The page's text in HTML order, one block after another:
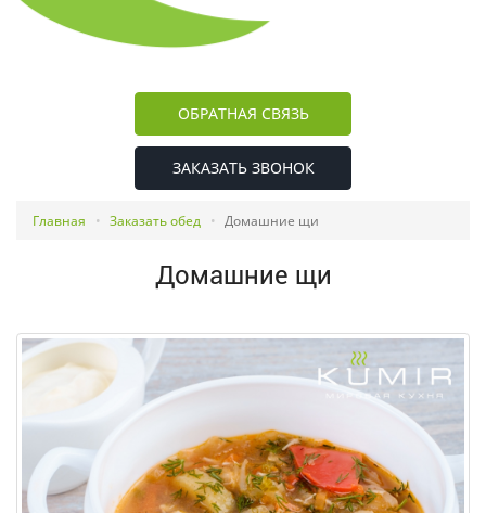
ОБРАТНАЯ СВЯЗЬ
ЗАКАЗАТЬ ЗВОНОК
Главная Заказать обед Домашние щи
Домашние щи